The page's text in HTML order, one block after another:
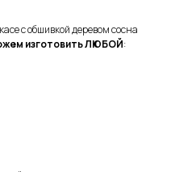
с обшивкой деревом сосна
изготовить ЛЮБОЙ: